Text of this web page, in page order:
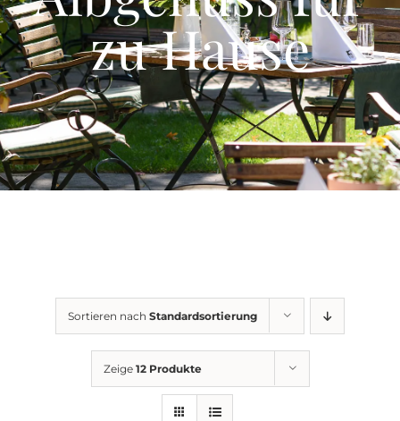
Events
Gutscheine
Schwäbische Alb
News
zu Hause
Sortieren nach Standardsortierung
Zeige 12 Produkte